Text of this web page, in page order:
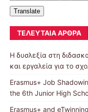
Translate
ΤΕΛΕΥΤΑΊΑ ΆΡΘΡΑ
Η δυσλεξία στη
και εργαλεία για το
Erasmus+ Job
the 6th Junior High
Erasmus+ and